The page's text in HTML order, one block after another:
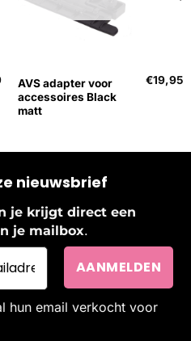
AVS adapter voor
accessoires Black
matt
€19,95
nieuwsbrief
je krijgt direct een
je mailbox.
hun email verkocht voor